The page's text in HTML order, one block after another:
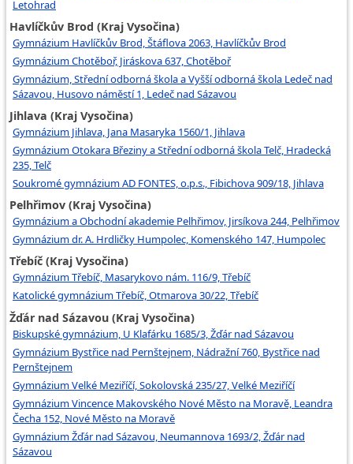
Letohrad
Havlíčkův Brod (Kraj Vysočina)
Gymnázium Havlíčkův Brod, Štáflova 2063, Havlíčkův Brod
Gymnázium Chotěboř, Jiráskova 637, Chotěboř
Gymnázium, Střední odborná škola a Vyšší odborná škola Ledeč nad
Sázavou, Husovo náměstí 1, Ledeč nad Sázavou
Jihlava (Kraj Vysočina)
Gymnázium Jihlava, Jana Masaryka 1560/1, Jihlava
Gymnázium Otokara Březiny a Střední odborná škola Telč, Hradecká
235, Telč
Soukromé gymnázium AD FONTES, o.p.s., Fibichova 909/18, Jihlava
Pelhřimov (Kraj Vysočina)
Gymnázium a Obchodní akademie Pelhřimov, Jirsíkova 244, Pelhřimov
Gymnázium dr. A. Hrdličky Humpolec, Komenského 147, Humpolec
Třebíč (Kraj Vysočina)
Gymnázium Třebíč, Masarykovo nám. 116/9, Třebíč
Katolické gymnázium Třebíč, Otmarova 30/22, Třebíč
Žďár nad Sázavou (Kraj Vysočina)
Biskupské gymnázium, U Klafárku 1685/3, Žďár nad Sázavou
Gymnázium Bystřice nad Pernštejnem, Nádražní 760, Bystřice nad
Pernštejnem
Gymnázium Velké Meziříčí, Sokolovská 235/27, Velké Meziříčí
Gymnázium Vincence Makovského Nové Město na Moravě, Leandra
Čecha 152, Nové Město na Moravě
Gymnázium Žďár nad Sázavou, Neumannova 1693/2, Žďár nad
Sázavou